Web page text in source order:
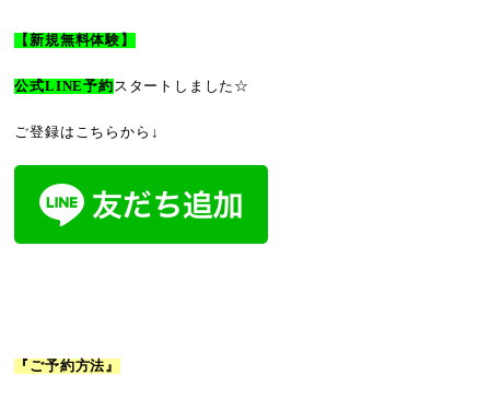
【新規無料体験】
公式LINE予約スタートしました☆
ご登録はこちらから↓
『ご予約方法』